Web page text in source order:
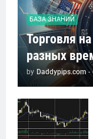
БАЗА ЗНАНИЙ
Торговля
разных
by Daddypips.com -